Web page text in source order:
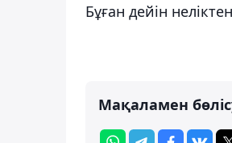
Бұған дейін
Мақаламен